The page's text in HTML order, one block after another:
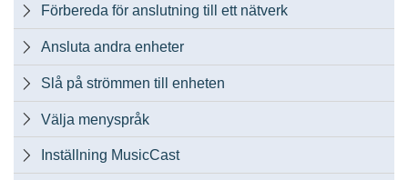
 Förbereda för anslutning till ett nätverk
 Ansluta andra enheter
 Slå på strömmen till enheten
 Välja menyspråk
 Inställning MusicCast